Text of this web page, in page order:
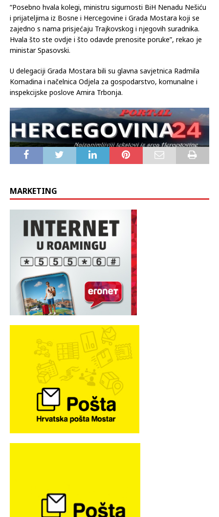
“Posebno hvala kolegi, ministru sigurnosti BiH Nenadu Nešiću
i prijateljima iz Bosne i Hercegovine i Grada Mostara koji se
zajedno s nama prisjećaju Trajkovskog i njegovih suradnika.
Hvala što ste ovdje i što odavde prenosite poruke”, rekao je
ministar Spasovski.
U delegaciji Grada Mostara bili su glavna savjetnica Radmila
Komadina i načelnica Odjela za gospodarstvo, komunalne i
inspekcijske poslove Amira Trbonja.
MARKETING